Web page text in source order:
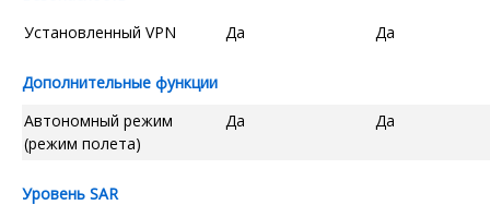
Установленный VPN
Да Да
Дополнительные функции
Автономный режим
(режим полета)
Да Да
Уровень SAR